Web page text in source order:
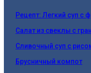
Рецепт: Легкий суп с
Салат из свеклы с
Сливочный суп с
Брусничный компот